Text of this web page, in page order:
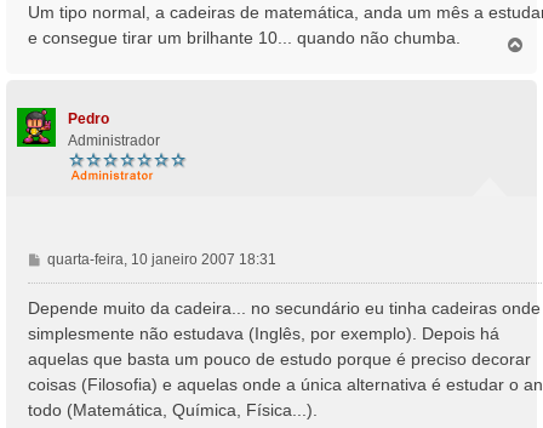
a
g
Um tipo normal, a cadeiras de matemática, anda um mês a
e consegue tirar um brilhante 10... quando não chumba.
Pedro
Administrador
M
e
n
g
e
m
quarta-feira, 10 janeiro 2007 18:31
Depende muito da cadeira... no secundário eu tinha cadeiras onde
simplesmente não estudava (Inglês, por exemplo). Depois há
aquelas que basta um pouco de estudo porque é preciso decorar
coisas (Filosofia) e aquelas onde a única alternativa é estudar o
todo (Matemática, Química, Física...).